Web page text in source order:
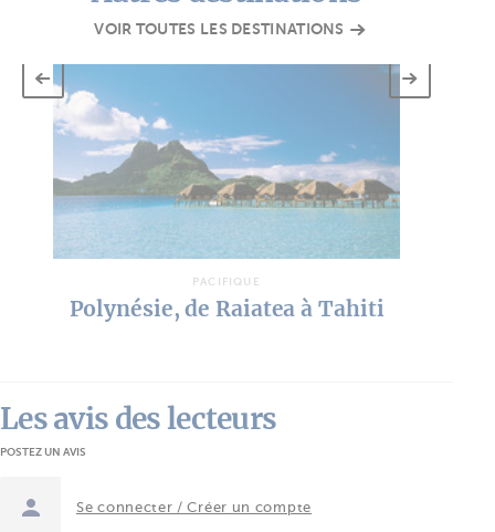
VOIR TOUTES LES DESTINATIONS
PACIFIQUE
Polynésie, de Raiatea à Tahiti
Les avis des lecteurs
POSTEZ UN AVIS
Se connecter / Créer un compte